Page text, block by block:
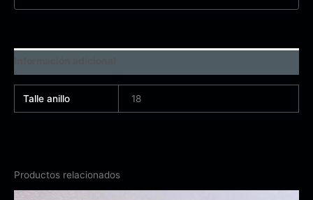
Talle anillo 18
Productos relacionados